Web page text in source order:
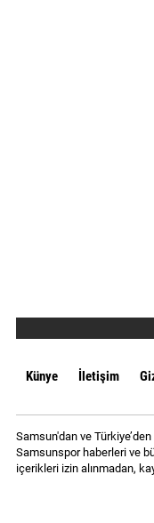
Künye İletişim
Samsun'dan ve
Samsunspor haberleri ve
içerikleri izin alınmadan,